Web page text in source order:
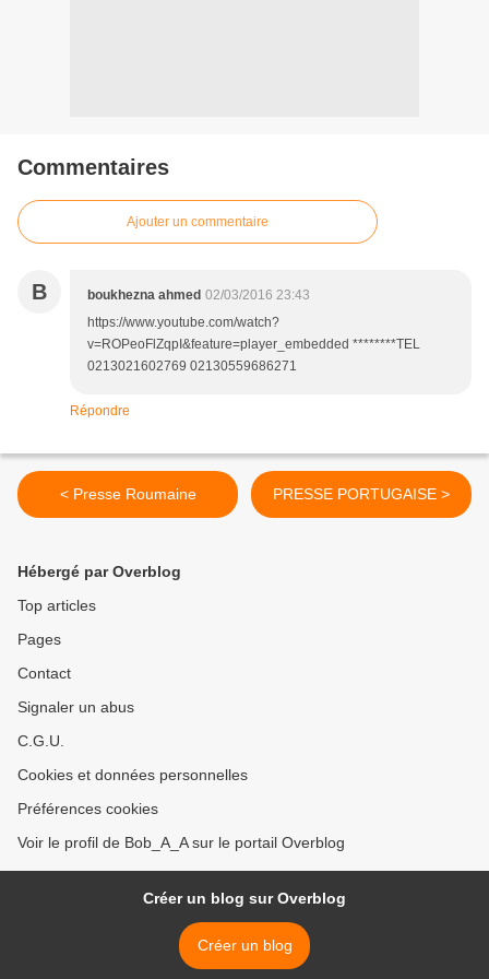
Commentaires
Ajouter un commentaire
B boukhezna ahmed 02/03/2016 23:43
https://www.youtube.com/watch?
v=ROPeoFlZqpI&feature=player_embedded ********TEL
0213021602769 02130559686271
Répondre
< Presse Roumaine PRESSE PORTUGAISE >
Hébergé par Overblog
Top articles
Pages
Contact
Signaler un abus
C.G.U.
Cookies et données personnelles
Préférences cookies
Voir le profil de Bob_A_A sur le portail Overblog
Créer un blog sur Overblog
Créer un blog